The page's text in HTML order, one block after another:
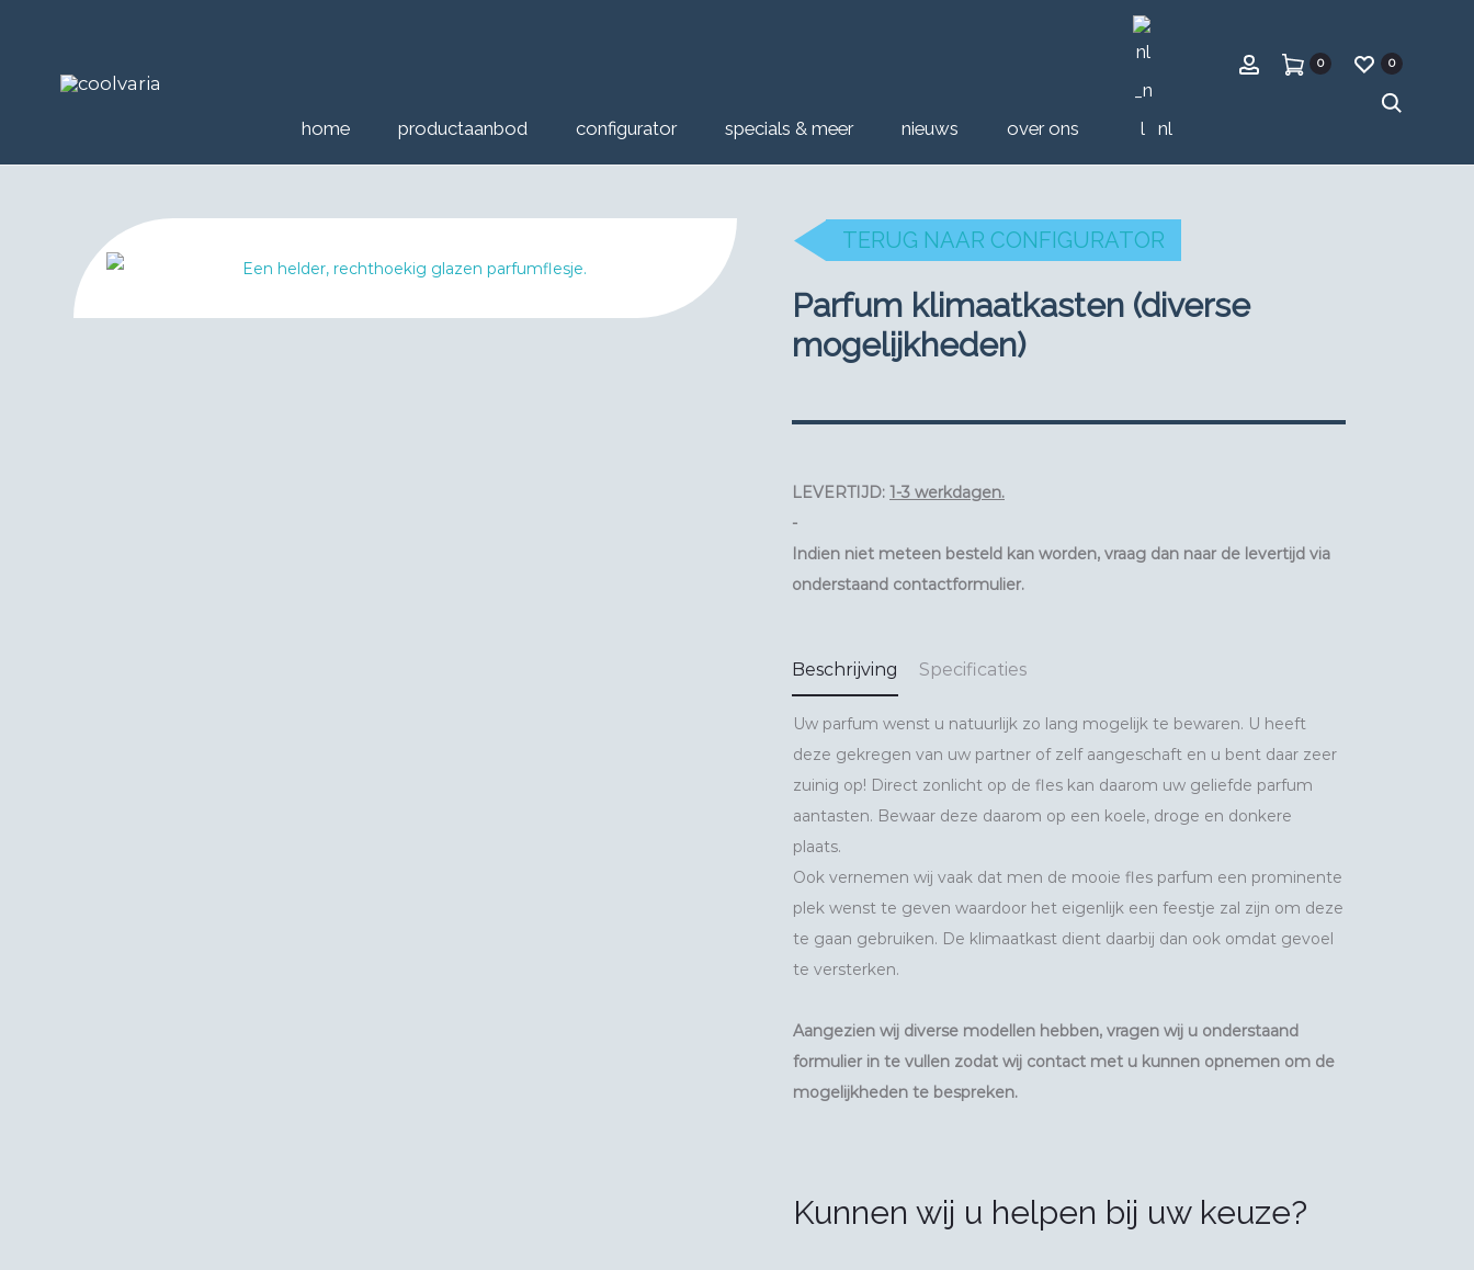
home productaanbod configurator specials & meer nieuws over ons nl
rekening
0 0
TERUG NAAR CONFIGURATOR
Parfum klimaatkasten (diverse
mogelijkheden)
LEVERTIJD: 1-3 werkdagen.
-
Indien niet meteen besteld kan worden, vraag dan naar de levertijd via
onderstaand contactformulier.
Beschrijving Specificaties
Uw parfum wenst u natuurlijk zo lang mogelijk te bewaren. U heeft
deze gekregen van uw partner of zelf aangeschaft en u bent daar zeer
zuinig op! Direct zonlicht op de fles kan daarom uw geliefde parfum
aantasten. Bewaar deze daarom op een koele, droge en donkere
plaats.
Ook vernemen wij vaak dat men de mooie fles parfum een prominente
plek wenst te geven waardoor het eigenlijk een feestje zal zijn om deze
te gaan gebruiken. De klimaatkast dient daarbij dan ook omdat gevoel
te versterken.
Aangezien wij diverse modellen hebben, vragen wij u onderstaand
formulier in te vullen zodat wij contact met u kunnen opnemen om de
mogelijkheden te bespreken.
Kunnen wij u helpen bij uw keuze?